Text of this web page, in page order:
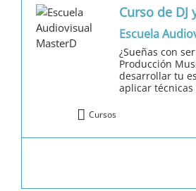
Curso de
Escuela
¿Sueñas con
Producción
desarrollar tu
aplicar técnicas
Cursos